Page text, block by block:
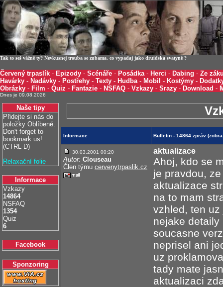
Tak to seš vážně ty? Nevkusnej trouba se zubama, co vypadaj jako druidská svatyně ?
Červený trpaslík - Epizody - Scénáře - Posádka- Herci - Dabing - Ze
Havárky - Nadávky - Postřehy - Texty - Hudba- Mobil - Kostýmy -
Obrázky - Film - Quiz - Fantazie - NSFAQ - Vzkazy - Srazy - Download -
Dnes je 09.08.2026
Naše tipy
Přidejte si nás do
položky Oblíbené.
Don't forget to
bookmark us!
(CTRL-D)
Relaxační folie
Informace
Vzkazy
14864
NSFAQ
1354
Quiz
6
Facebook
Sponzoring
Informace Bulletin - 14864 zpráv
30.03.2001 00:20
Autor: Clouseau
Člen týmu cervenytrpaslik.cz
aktualizace
Ahoj, kdo se
je pravdou,
aktualizace
na to mam
vzhled, ten
nejake detaily
soucasne
neprisel ani
uz
tady mate
aktualizaci